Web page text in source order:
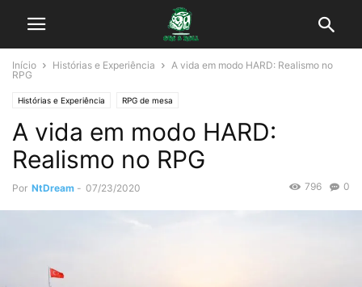
Início Histórias e Experiência
A vida em modo HARD: Realismo no
RPG
Histórias e Experiência RPG de mesa
A vida em modo HARD:
Realismo no RPG
Por NtDream - 07/23/2020 0
796